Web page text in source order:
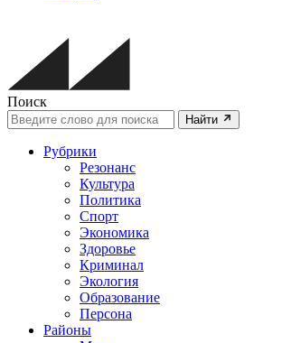
Поиск
Найти
Рубрики
Резонанс
Культура
Политика
Спорт
Экономика
Здоровье
Криминал
Экология
Образование
Персона
Районы